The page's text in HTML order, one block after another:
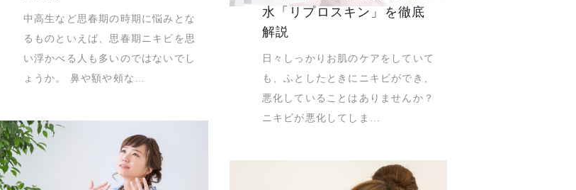
中高生など思春期の時期に悩みとな
るものといえば、思春期ニキビを思
い浮かべる人も多いのではないでし
ょうか。 鼻や額や頰な…
水「リプロスキン」を徹底
解説
日々しっかりお肌のケアをしていて
も、ふとしたときにニキビができ、
悪化していることはありませんか？
ニキビが悪化してしま…